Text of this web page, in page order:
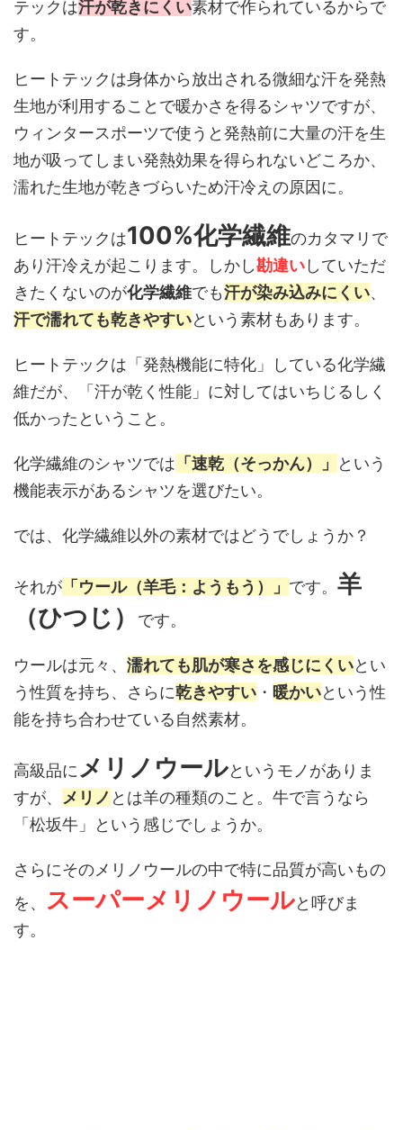
テックは汗が乾きにくい素材で作られているからで
す。
ヒートテックは身体から放出される微細な汗を発熱
生地が利用することで暖かさを得るシャツですが、
ウィンタースポーツで使うと発熱前に大量の汗を生
地が吸ってしまい発熱効果を得られないどころか、
濡れた生地が乾きづらいため汗冷えの原因に。
ヒートテックは100%化学繊維のカタマリで
あり汗冷えが起こります。しかし勘違いしていただ
きたくないのが化学繊維でも汗が染み込みにくい、
汗で濡れても乾きやすいという素材もあります。
ヒートテックは「発熱機能に特化」している化学繊
維だが、「汗が乾く性能」に対してはいちじるしく
低かったということ。
化学繊維のシャツでは 「速乾（そっかん）」
という
機能表示があるシャツを選びたい。
では、化学繊維以外の素材ではどうでしょうか？
それが 「ウール（羊毛：ようもう）」 です。 羊
（ひつじ）
です。
ウールは元々、 濡れても肌が寒さを感じにくいとい
う性質を持ち、さらに乾きやすい ・ 暖かいという性
能を持ち合わせている自然素材。
高級品にメリノウールというモノがありま
すが、
メリノ とは羊の種類のこと。牛で言うなら
「松坂牛」という感じでしょうか。
さらにそのメリノウールの中で特に品質が高いもの
を、 スーパーメリノウールと呼びま
す。